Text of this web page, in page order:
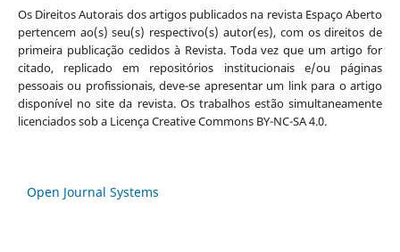
Os Direitos Autorais dos artigos publicados na revista Espaço Aberto
pertencem ao(s) seu(s) respectivo(s) autor(es), com os direitos de
primeira publicação cedidos à Revista. Toda vez que um artigo for
citado, replicado em repositórios institucionais e/ou páginas
pessoais ou profissionais, deve-se apresentar um link para o artigo
disponível no site da revista. Os trabalhos estão simultaneamente
licenciados sob a Licença Creative Commons BY-NC-SA 4.0.
Open Journal Systems